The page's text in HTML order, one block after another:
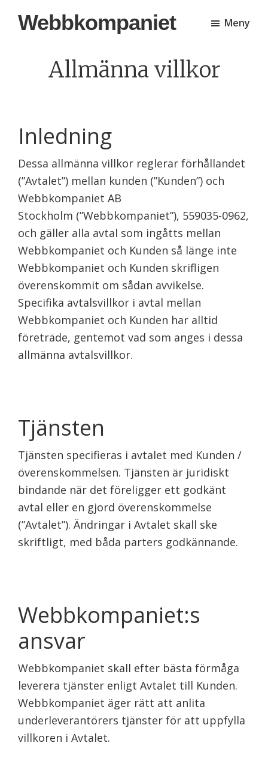
Webbkompaniet Meny
Allmänna villkor
Inledning
Dessa allmänna villkor reglerar förhållandet
(”Avtalet”) mellan kunden (”Kunden”) och
Webbkompaniet AB
Stockholm (”Webbkompaniet”), 559035-0962,
och gäller alla avtal som ingåtts mellan
Webbkompaniet och Kunden så länge inte
Webbkompaniet och Kunden skrifligen
överenskommit om sådan avvikelse.
Specifika avtalsvillkor i avtal mellan
Webbkompaniet och Kunden har alltid
företräde, gentemot vad som anges i dessa
allmänna avtalsvillkor.
Tjänsten
Tjänsten specifieras i avtalet med Kunden /
överenskommelsen. Tjänsten är juridiskt
bindande när det föreligger ett godkänt
avtal eller en gjord överenskommelse
(”Avtalet”). Ändringar i Avtalet skall ske
skriftligt, med båda parters godkännande.
Webbkompaniet:s
ansvar
Webbkompaniet skall efter bästa förmåga
leverera tjänster enligt Avtalet till Kunden.
Webbkompaniet äger rätt att anlita
underleverantörers tjänster för att uppfylla
villkoren i Avtalet.